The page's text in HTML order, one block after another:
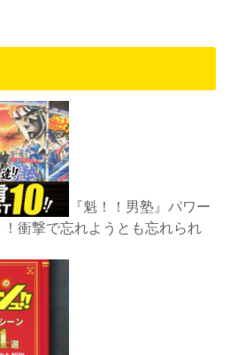
『魁！！男塾』パワー
衝撃で忘れようとも忘れられ